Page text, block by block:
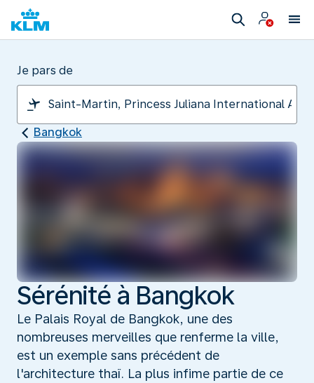
Je pars de
Bangkok
Sérénité à Bangkok
Le Palais Royal de Bangkok, une des
nombreuses merveilles que renferme la ville,
est un exemple sans précédent de
l'architecture thaï. La plus infime partie de ce